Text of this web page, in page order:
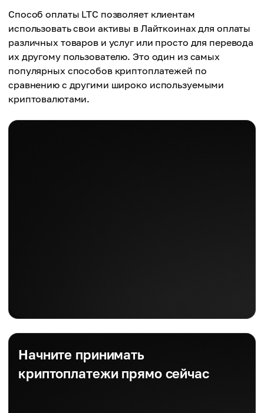
Способ оплаты LTC позволяет клиентам
использовать свои активы в Лайткоинах для оплаты
различных товаров и услуг или просто для перевода
их другому пользователю. Это один из самых
популярных способов криптоплатежей по
сравнению с другими широко используемыми
криптовалютами.
Начните принимать
криптоплатежи прямо сейчас